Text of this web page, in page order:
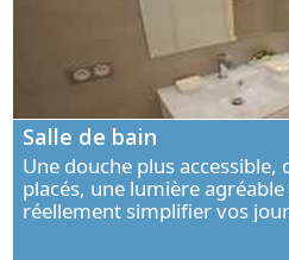
Salle de bain
Une douche plus accessible,
placés, une lumière
réellement simplifier vos
concevoir un espace